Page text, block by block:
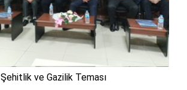
Şehitlik ve Gazilik Teması